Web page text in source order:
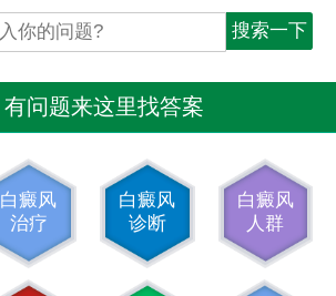
有问题来这里找答案
白癜风
治疗
白癜风
诊断
白癜风
人群